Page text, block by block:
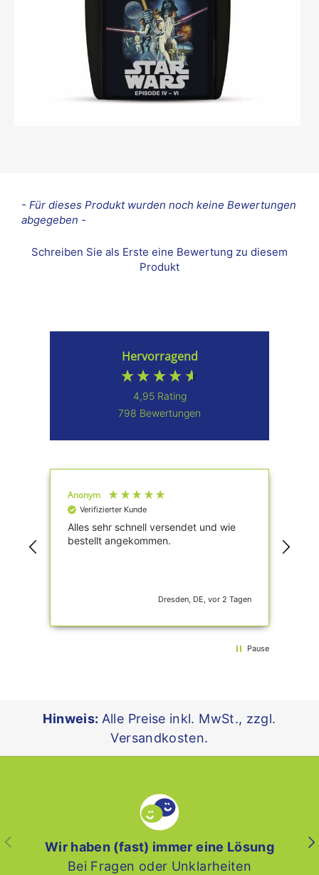
- Für dieses Produkt wurden noch keine Bewertungen
abgegeben -
Schreiben Sie als Erste eine Bewertung zu diesem
Produkt
New content loaded
Hervorragend
4,95 Rating
798 Bewertungen
Anonym
Verifizierter Kunde
Alles sehr schnell versendet und wie
bestellt angekommen.
Dresden, DE, vor 2 Tagen
Pause
Hinweis: Alle Preise inkl. MwSt., zzgl.
Versandkosten.
Vorherige
Wir haben (fast) immer eine Lösung
Bei Fragen oder Unklarheiten